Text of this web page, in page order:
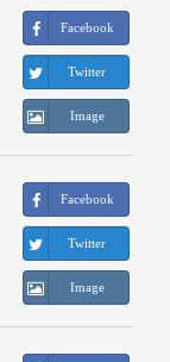
Facebook
Twitter
Image
Facebook
Twitter
Image